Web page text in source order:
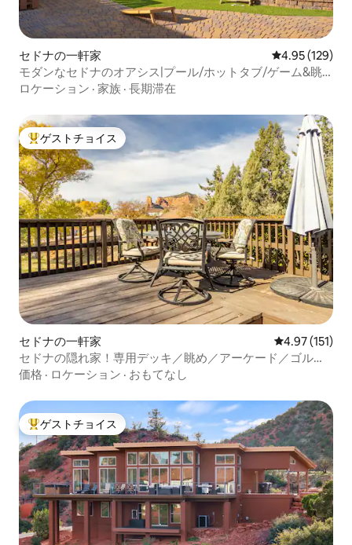
セドナの一軒家 レビュー129
4.95 (129)
モダンなセドナのオアシス|プール/ホットタブ/ゲーム&眺
望
ロケーション · 家族 · 長期滞在
大好評のゲストチョイスです。
ゲストチョイス
セドナの一軒家 レビュー151
4.97 (151)
セドナの隠れ家！専用デッキ／眺め／アーケード／ゴルフ
／スパ
価格 · ロケーション · おもてなし
大好評のゲストチョイスです。
ゲストチョイス